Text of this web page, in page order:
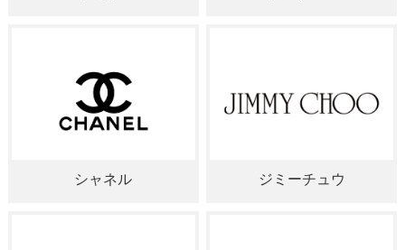
シャネル ジミーチュウ